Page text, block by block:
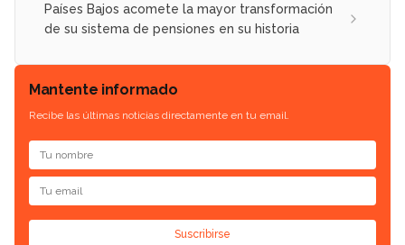
Países Bajos acomete la mayor transformación
de su sistema de pensiones en su historia
Mantente informado
Recibe las últimas noticias directamente en tu email.
Suscribirse